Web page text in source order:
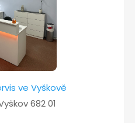
ve Vyškově
682 01